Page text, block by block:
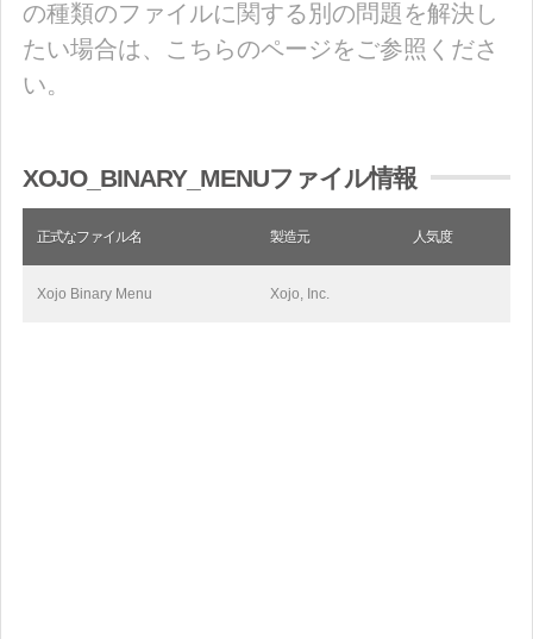
の種類のファイルに関する別の問題を解決し
たい場合は、こちらのページをご参照くださ
い。
XOJO_BINARY_MENUファイル情報
正式なファイル名 製造元 人気度
Xojo Binary Menu Xojo, Inc.